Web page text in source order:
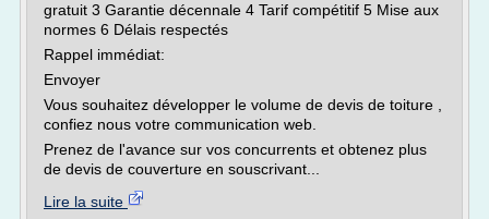
gratuit 3 Garantie décennale 4 Tarif compétitif 5 Mise aux
normes 6 Délais respectés
Rappel immédiat:
Envoyer
Vous souhaitez développer le volume de devis de toiture ,
confiez nous votre communication web.
Prenez de l'avance sur vos concurrents et obtenez plus
de devis de couverture en souscrivant...
Lire la suite